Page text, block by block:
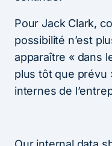
Pour Jack Clark,
possibilité n’est
apparaître « dans
plus tôt que prévu
internes de